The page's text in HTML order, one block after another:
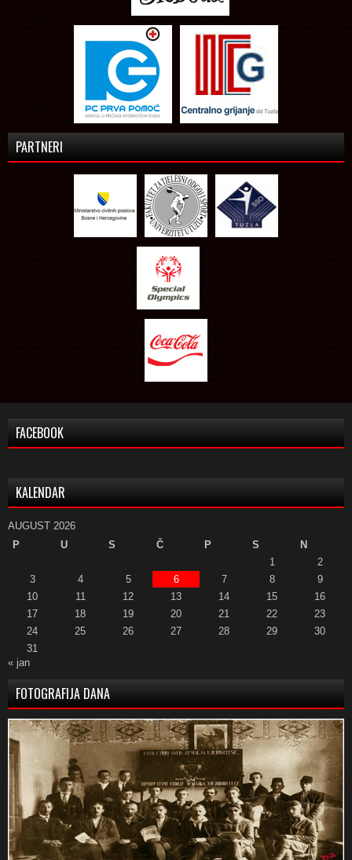
PARTNERI
FACEBOOK
KALENDAR
AUGUST 2026
P
U S Č P S
N
1
2
3
4 5 6 7 8
9
10
11 12 13 14 15
16
17
18 19 20 21 22
23
24
25 26 27 28 29
30
31
« jan
FOTOGRAFIJA DANA